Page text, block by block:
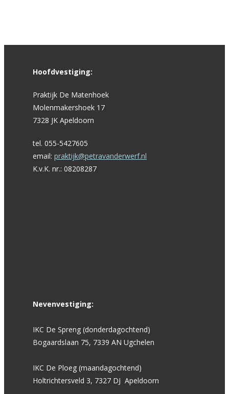
Hoofdvestiging:
Praktijk De Matenhoek
Molenmakershoek 17
7328 JK Apeldoorn
tel. 055-5427605
email: praktijk@petravanderwerf.nl
K.v.K. nr.: 08208287
Nevenvestiging:
IKC De Spreng (donderdagochtend)
Bogaardslaan 75, 7339 AN Ugchelen
IKC De Ploeg (maandagochtend)
Holtrichtersveld 3, 7327 DJ Apeldoorn